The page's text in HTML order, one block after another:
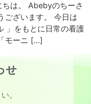
は。 Abebyのちーさ
ございます。 今日は
」をもとに日常の看護
モーニ […]
せ
。